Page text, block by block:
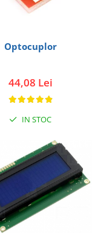
Optocuplor
44,08 Lei
IN STOC